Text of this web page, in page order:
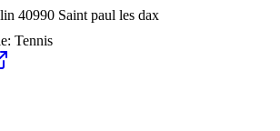
40990 Saint paul les dax
Tennis